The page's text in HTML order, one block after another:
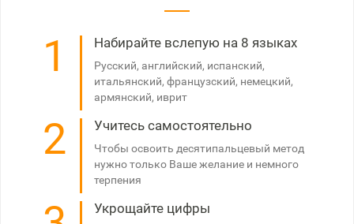
1 Набирайте вслепую на 8 языках
Русский, английский, испанский,
итальянский, французский, немецкий,
армянский, иврит
2 Учитесь самостоятельно
Чтобы освоить десятипальцевый метод
нужно только Ваше желание и немного
терпения
Укрощайте цифры